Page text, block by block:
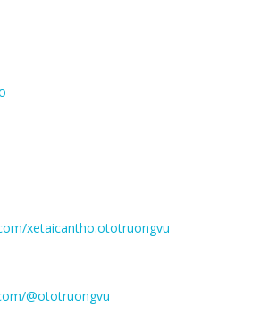
xetaicantho.ototruongvu
@ototruongvu